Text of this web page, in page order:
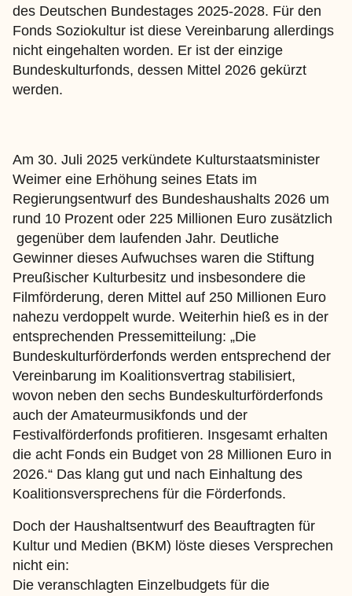
des Deutschen Bundestages 2025-2028. Für den
Fonds Soziokultur ist diese Vereinbarung allerdings
nicht eingehalten worden. Er ist der einzige
Bundeskulturfonds, dessen Mittel 2026 gekürzt
werden.
Am 30. Juli 2025 verkündete Kulturstaatsminister
Weimer eine Erhöhung seines Etats im
Regierungsentwurf des Bundeshaushalts 2026 um
rund 10 Prozent oder 225 Millionen Euro zusätzlich
gegenüber dem laufenden Jahr. Deutliche
Gewinner dieses Aufwuchses waren die Stiftung
Preußischer Kulturbesitz und insbesondere die
Filmförderung, deren Mittel auf 250 Millionen Euro
nahezu verdoppelt wurde. Weiterhin hieß es in der
entsprechenden Pressemitteilung: „Die
Bundeskulturförderfonds werden entsprechend der
Vereinbarung im Koalitionsvertrag stabilisiert,
wovon neben den sechs Bundeskulturförderfonds
auch der Amateurmusikfonds und der
Festivalförderfonds profitieren. Insgesamt erhalten
die acht Fonds ein Budget von 28 Millionen Euro in
2026.“ Das klang gut und nach Einhaltung des
Koalitionsversprechens für die Förderfonds.
Doch der Haushaltsentwurf des Beauftragten für
Kultur und Medien (BKM) löste dieses Versprechen
nicht ein:
Die veranschlagten Einzelbudgets für die